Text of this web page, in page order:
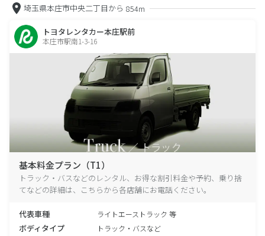
埼玉県本庄市中央二丁目から 854m
トヨタレンタカー本庄駅前
本庄市駅南1-3-16
基本料金プラン（T1）
トラック・バスなどのレンタル、お得な割引料金や予約、乗り捨
てなどの詳細は、こちらから各店舗にお電話ください。
代表車種 ライトエーストラック 等
ボディタイプ トラック・バスなど